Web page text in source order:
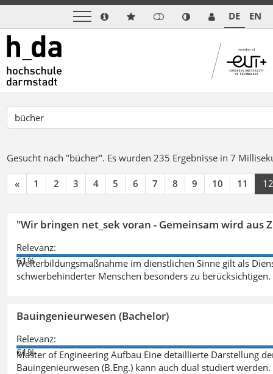
DE EN
Gesucht nach "bücher". Es wurden 235 Ergebnisse in 7
« 1 2 3 4 5 6 7 8 9 10 11 12
"Wir bringen net_sek voran - Gemeinsam wird aus
Relevanz:
61%
Weiterbildungsmaßnahme im dienstlichen Sinne gilt als
schwerbehinderter Menschen besonders zu berücksichtigen.
Bauingenieurwesen (Bachelor)
Relevanz:
61%
Master of Engineering Aufbau Eine detaillierte Darstellung
Bauingenieurwesen (B.Eng.) kann auch dual studiert